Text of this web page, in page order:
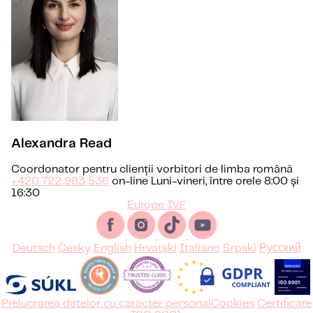
Alexandra Read
Coordonator pentru clienții vorbitori de limba română
+420 722 983 536 on-line Luni-vineri, între orele 8:00 și
16:30
Europe IVF
Deutsch Česky English Hrvatski Italiano Srpski Русский
Prelucrarea datelor cu caracter personal Cookies Certificare